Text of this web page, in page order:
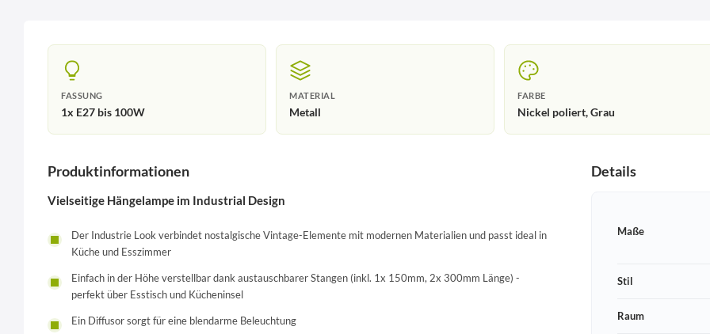
FASSUNG
1x E27 bis 100W
MATERIAL
Metall
FARBE
Nickel poliert, Grau
Produktinformationen
Vielseitige Hängelampe im Industrial Design
Der Industrie Look verbindet nostalgische Vintage-Elemente mit modernen Materialien und passt ideal in
Küche und Esszimmer
Einfach in der Höhe verstellbar dank austauschbarer Stangen (inkl. 1x 150mm, 2x 300mm Länge) -
perfekt über Esstisch und Kücheninsel
Ein Diffusor sorgt für eine blendarme Beleuchtung
Details
Maße
Stil
Raum